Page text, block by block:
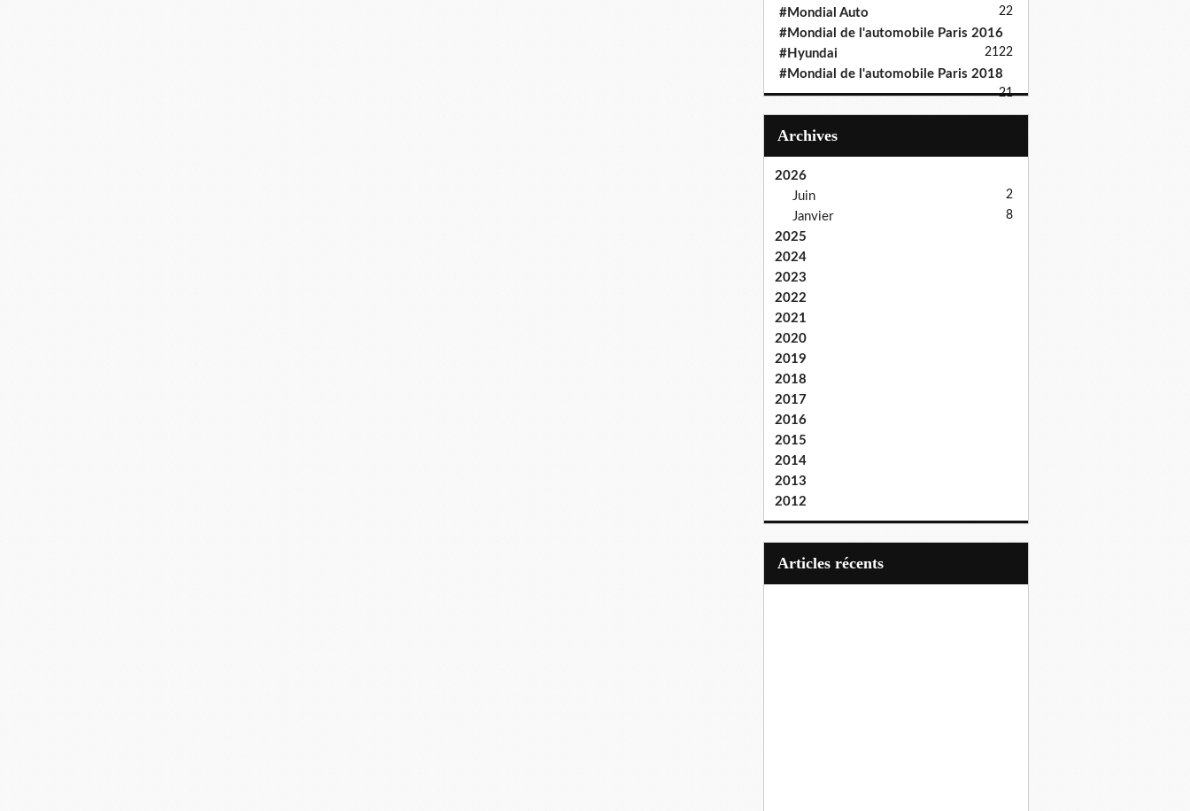
#Mondial Auto 22
#Mondial de l'automobile Paris 2016
22
#Hyundai 21
#Mondial de l'automobile Paris 2018
21
Archives
2026
Juin
2
Janvier 8
2025
2024
2023
2022
2021
2020
2019
2018
2017
2016
2015
2014
2013
2012
articles récents